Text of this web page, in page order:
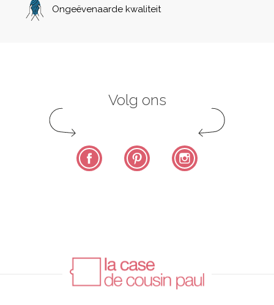
Ongeëvenaarde kwaliteit
Volg ons
Facebook Pinterest